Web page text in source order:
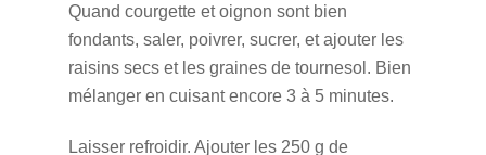
Quand courgette et oignon sont bien
fondants, saler, poivrer, sucrer, et ajouter les
raisins secs et les graines de tournesol. Bien
mélanger en cuisant encore 3 à 5 minutes.
Laisser refroidir. Ajouter les 250 g de